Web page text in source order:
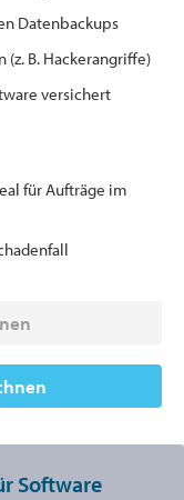
Datenbackups
B. Hackerangriffe)
versichert
für Aufträge im
Software